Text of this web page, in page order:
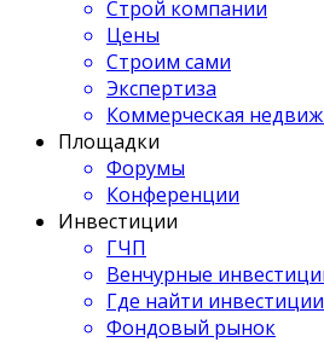
Строй компании
Цены
Строим сами
Экспертиза
Коммерческая
Площадки
Форумы
Конференции
Инвестиции
ГЧП
Венчурные
Где найти инвестиции
Фондовый рынок